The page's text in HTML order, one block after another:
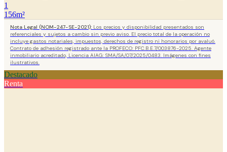
1
156m²
Nota Legal (NOM-247-SE-2021): Los precios y disponibilidad presentados son
referenciales y sujetos a cambio sin previo aviso. El precio total de la operación no
incluye gastos notariales, impuestos, derechos de registro ni honorarios por avaluó.
Contrato de adhesión registrado ante la PROFECO: PFC.B.E.7/003876-2025. Agente
inmobiliario acreditado, Licencia AIAG: SMA/SA/07/2025/0483. Imágenes con fines
ilustrativos.
Destacado
Renta